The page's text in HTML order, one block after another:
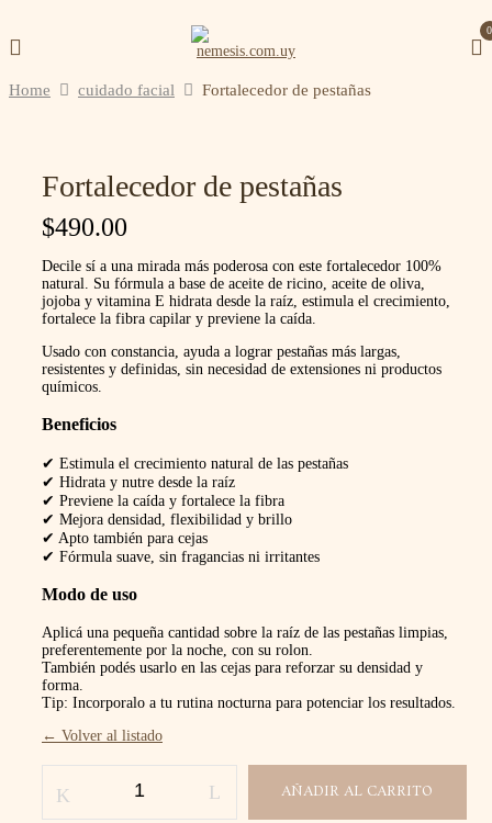
0
Home cuidado facial Fortalecedor de pestañas
Fortalecedor de pestañas
$490.00
Decile sí a una mirada más poderosa con este fortalecedor 100%
natural. Su fórmula a base de aceite de ricino, aceite de oliva,
jojoba y vitamina E hidrata desde la raíz, estimula el crecimiento,
fortalece la fibra capilar y previene la caída.
Usado con constancia, ayuda a lograr pestañas más largas,
resistentes y definidas, sin necesidad de extensiones ni productos
químicos.
Beneficios
✔ Estimula el crecimiento natural de las pestañas
✔ Hidrata y nutre desde la raíz
✔ Previene la caída y fortalece la fibra
✔ Mejora densidad, flexibilidad y brillo
✔ Apto también para cejas
✔ Fórmula suave, sin fragancias ni irritantes
Modo de uso
Aplicá una pequeña cantidad sobre la raíz de las pestañas limpias,
preferentemente por la noche, con su rolon.
También podés usarlo en las cejas para reforzar su densidad y
forma.
Tip: Incorporalo a tu rutina nocturna para potenciar los resultados.
← Volver al listado
AÑADIR AL CARRITO
Be the first to review “Fortalecedor de
marcados con*
Tu puntuación